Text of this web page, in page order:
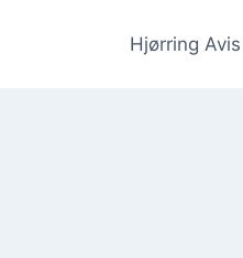
Hjørring Avis